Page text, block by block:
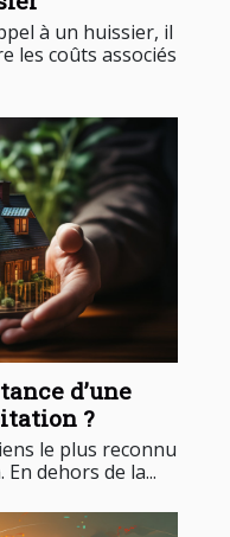
à un huissier, il
les coûts associés
d’une
?
le plus reconnu
dehors de la...